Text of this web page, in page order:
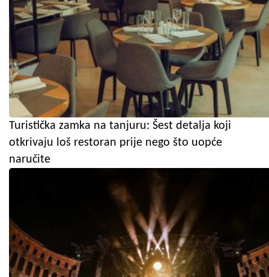
Turistička zamka na tanjuru: Šest detalja koji
otkrivaju loš restoran prije nego što uopće
naručite